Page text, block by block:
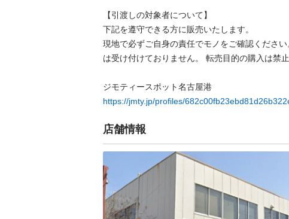
【引渡しの対象者について】
下記を遵守できる⽅に販売いたします。
現地で必ずご⾃⾝の責任でモノをご確認くださ
は受け付けておりません。 転売⽬的の購⼊は禁⽌
https://jmty.jp/profiles/
店舗情報